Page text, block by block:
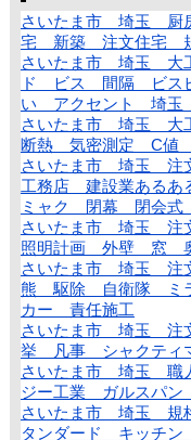
さいたま市 埼玉 厨
宅 新築 注文住宅
さいたま市 埼玉 大
ド ビス 間隔 ビス
い アクセント 埼玉
さいたま市 埼玉
断熱 気密測定 C値
さいたま市 埼玉
工務店 建設業ある
ミャク 閉幕 閉会
さいたま市 埼玉
照明計画 外壁 窓
さいたま市 埼玉
熊 駆除 自衛隊 ミ
カー 責任施工
さいたま市 埼玉
挙 凡事 シャクテ
さいたま市 埼玉
ジー工業 ガルスパ
さいたま市 埼玉 規
タンダード キッチ